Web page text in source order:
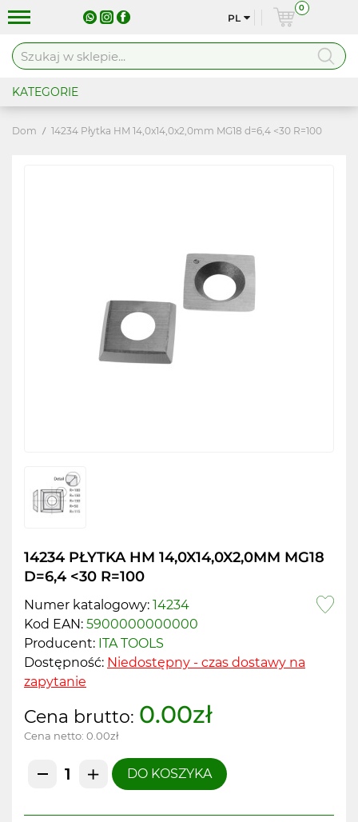
PL
0
KATEGORIE
Dom 14234 Płytka HM 14,0x14,0x2,0mm MG18 d=6,4 <30 R=100
14234 PŁYTKA HM 14,0X14,0X2,0MM MG18
D=6,4 <30 R=100
Numer katalogowy: 14234
Kod EAN: 5900000000000
Producent: ITA TOOLS
Dostępność: Niedostępny - czas dostawy na
zapytanie
Cena brutto: 0.00zł
Cena netto: 0.00zł
DO KOSZYKA